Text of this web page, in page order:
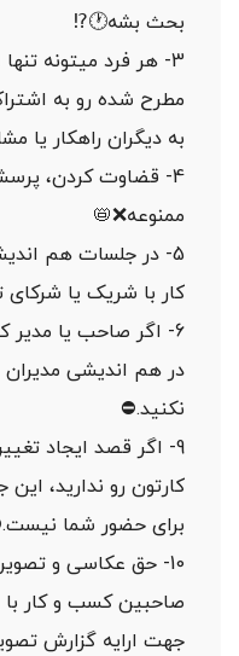
بحث بشه🕐⁉️
3- هر فرد میتونه
مطرح شده رو به
به دیگران راهکار یا
4- قضاوت کردن،
ممنوعه❌📛
5- در جلسات هم
کار با شریک یا شرکای
6- اگر صاحب یا
در هم اندیشی
نکنید.⛔️
9- اگر قصد ایجاد
کارتون رو ندارید،
برای حضور شما
10- حق عکاسی و
صاحبین کسب و کار
جهت ارایه گزارش